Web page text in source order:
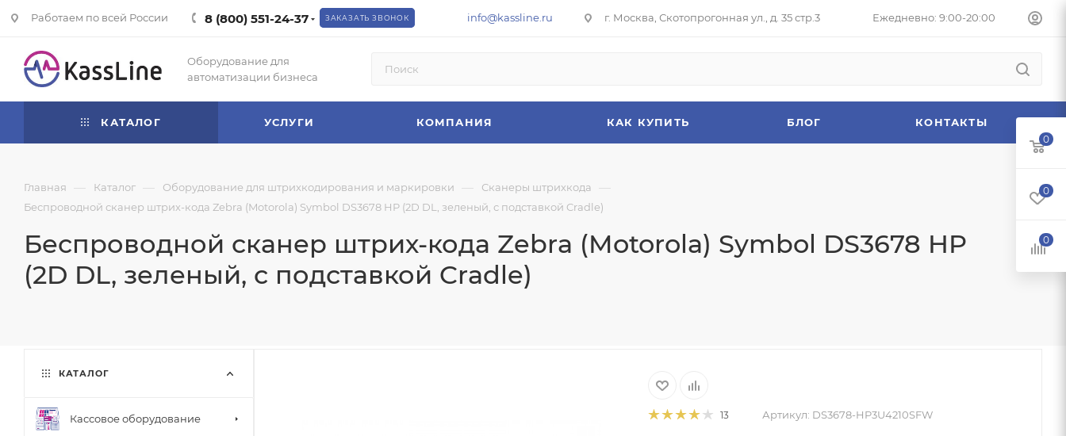
Работаем по всей России 8 (800) 551-24-37 ЗАКАЗАТЬ ЗВОНОК info@kassline.ru г. Москва, Скотопрогонная ул., д. 35 стр.3 Ежедневно: 9:00-20:00
Оборудование для
автоматизации бизнеса
КАТАЛОГ УСЛУГИ КОМПАНИЯ КАК КУПИТЬ БЛОГ КОНТАКТЫ
Главная — Каталог — Оборудование для штрихкодирования и маркировки — Сканеры штрихкода —
Беспроводной сканер штрих-кода Zebra (Motorola) Symbol DS3678 HP (2D DL, зеленый, с подставкой Cradle)
Беспроводной сканер штрих-кода Zebra (Motorola) Symbol DS3678 HP
(2D DL, зеленый, с подставкой Cradle)
13 Артикул: DS3678-HP3U4210SFW
КАТАЛОГ
Кассовое оборудование
0
0
0